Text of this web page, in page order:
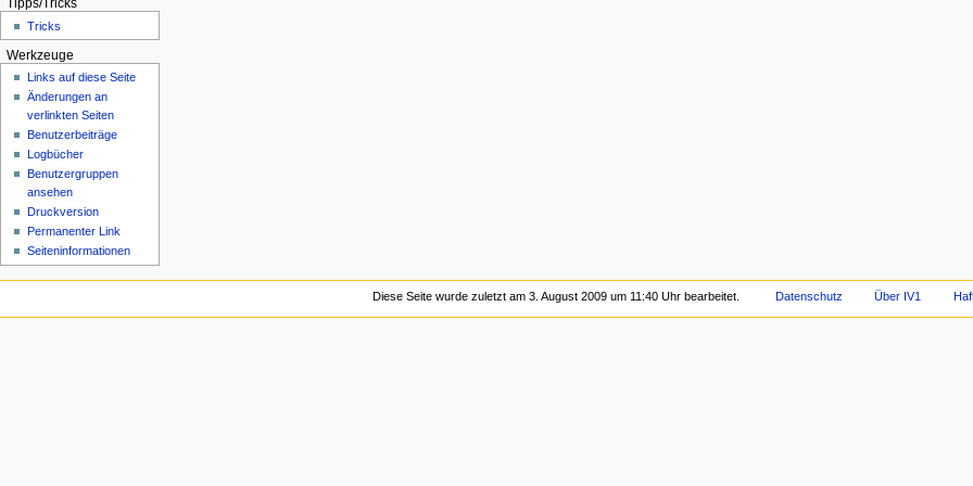
nTipps/Tricks
Tricks
Werkzeuge
Links auf diese Seite
Änderungen an
verlinkten Seiten
Benutzerbeiträge
Logbücher
Benutzergruppen
ansehen
Druckversion
Permanenter Link
Seiten­­informationen
Diese Seite wurde zuletzt am 3. August 2009 um 11:40 Uhr bearbeitet. Datenschutz Über IV1